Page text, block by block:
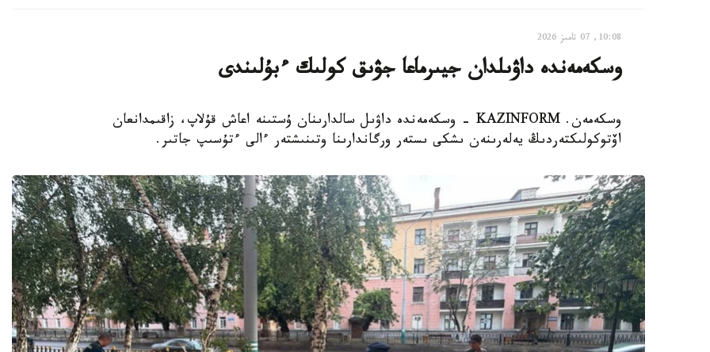
10:08, 07 تامىز 2026
وسكەمەندە داۋىلدان جيىرماعا جۋىق كولىك ءبۇلىندى
وسكەمەن. KAZINFORM - وسكەمەندە داۋىل سالدارىنان ۇستىنە اعاش قۇلاپ، زاقىمدانعان
اۆتوكولىكتەردىڭ يەلەرىنەن ىشكى ىستەر ورگاندارىنا وتىنىشتەر ءالى ءتۇسىپ جاتىر.